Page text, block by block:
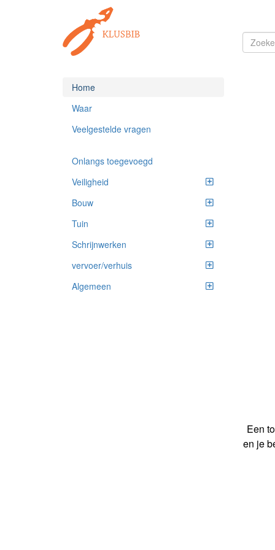
Home
Waar
Veelgestelde vragen
Onlangs toegevoegd
Veiligheid
Bouw
Tuin
Schrijnwerken
vervoer/verhuis
Algemeen
Een
en je